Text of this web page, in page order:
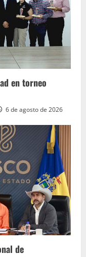
en torneo
6 de agosto de 2026
de